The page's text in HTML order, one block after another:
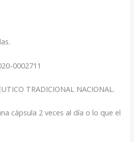
0002711
TRADICIONAL NACIONAL.
cápsula 2 veces al día o lo que el